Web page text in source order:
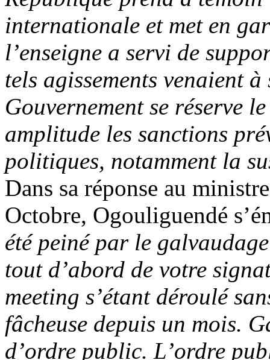
internationale et met en
l’enseigne a servi de
tels agissements venaient
Gouvernement se réserve
amplitude les sanctions
politiques, notamment la
Dans sa réponse au
Octobre, Ogouliguendé
été peiné par le
tout d’abord de votre
meeting s’étant déroulé
fâcheuse depuis un mois.
d’ordre public. L’ordre